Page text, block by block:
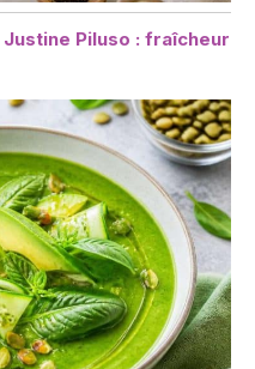
Piluso : fraîcheur